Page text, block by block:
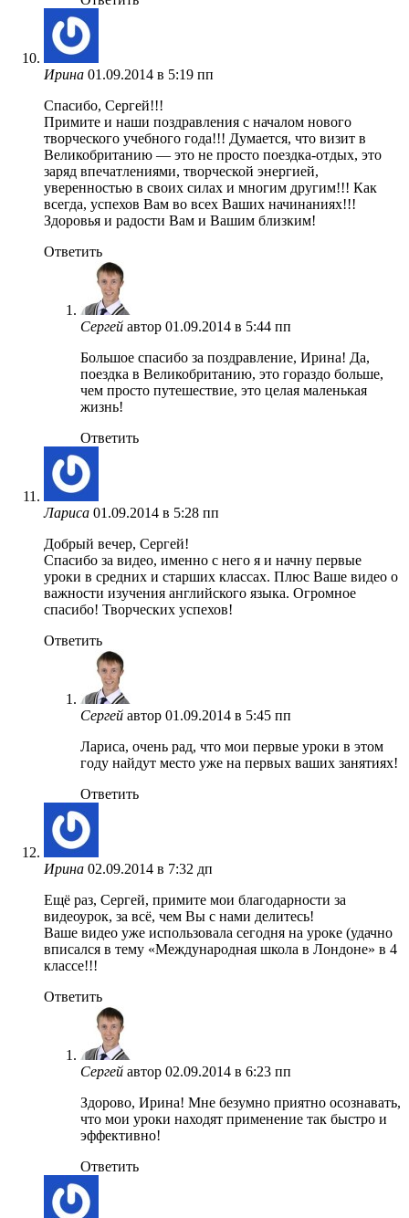
Ирина 01.09.2014 в 5:19 пп
Спасибо, Сергей!!!
Примите и наши поздравления с началом нового
творческого учебного года!!! Думается, что визит в
Великобританию — это не просто поездка-отдых, это
заряд впечатлениями, творческой энергией,
уверенностью в своих силах и многим другим!!! Как
всегда, успехов Вам во всех Ваших начинаниях!!!
Здоровья и радости Вам и Вашим близким!
Ответить
Сергей автор 01.09.2014 в 5:44 пп
Большое спасибо за поздравление, Ирина! Да,
поездка в Великобританию, это гораздо больше,
чем просто путешествие, это целая маленькая
жизнь!
Ответить
Лариса 01.09.2014 в 5:28 пп
Добрый вечер, Сергей!
Спасибо за видео, именно с него я и начну первые
уроки в средних и старших классах. Плюс Ваше видео о
важности изучения английского языка. Огромное
спасибо! Творческих успехов!
Ответить
Сергей автор 01.09.2014 в 5:45 пп
Лариса, очень рад, что мои первые уроки в этом
году найдут место уже на первых ваших занятиях!
Ответить
Ирина 02.09.2014 в 7:32 дп
Ещё раз, Сергей, примите мои благодарности за
видеоурок, за всё, чем Вы с нами делитесь!
Ваше видео уже использовала сегодня на уроке (удачно
вписался в тему «Международная школа в Лондоне» в 4
классе!!!
Ответить
Сергей автор 02.09.2014 в 6:23 пп
Здорово, Ирина! Мне безумно приятно осознавать,
что мои уроки находят применение так быстро и
эффективно!
Ответить